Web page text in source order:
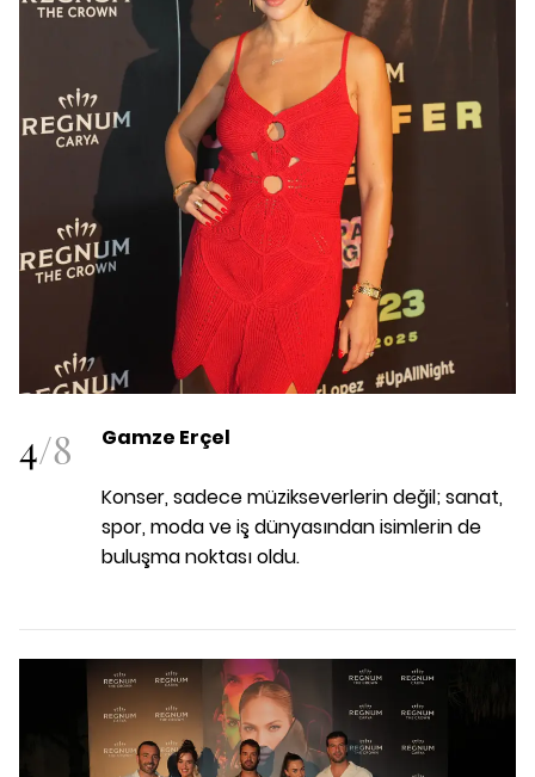
4/8 Gamze Erçel
Konser, sadece müzikseverlerin değil; sanat,
spor, moda ve iş dünyasından isimlerin de
buluşma noktası oldu.